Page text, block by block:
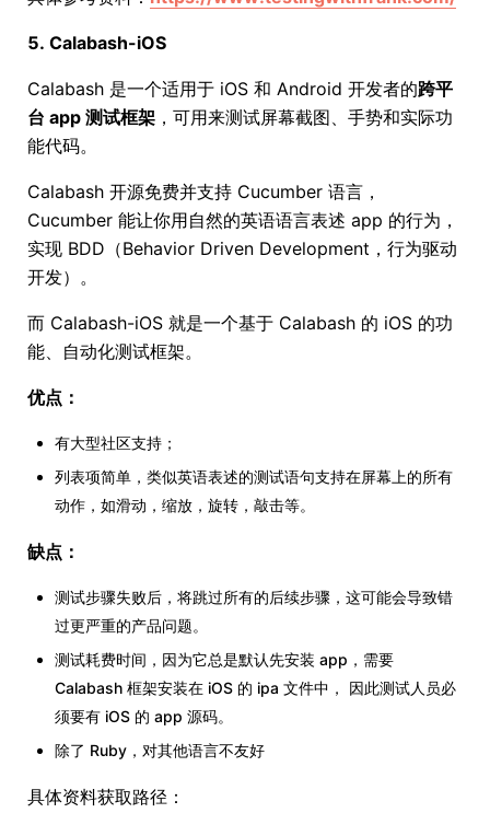
5. Calabash-iOS
Calabash 是一个适用于 iOS 和 Android 开发者的跨平
台 app 测试框架 ，可用来测试屏幕截图、手势和实际功
能代码。
Calabash 开源免费并支持 Cucumber 语言，
Cucumber 能让你用自然的英语语言表述 app 的行为，
实现 BDD（Behavior Driven Development，行为驱动
开发）。
而 Calabash-iOS 就是一个基于 Calabash 的 iOS 的功
能、自动化测试框架。
优点：
有大型社区支持；
列表项简单，类似英语表述的测试语句支持在屏幕上的所有
动作，如滑动，缩放，旋转，敲击等。
缺点：
测试步骤失败后，将跳过所有的后续步骤，这可能会导致错
过更严重的产品问题。
测试耗费时间，因为它总是默认先安装 app，需要
Calabash 框架安装在 iOS 的 ipa 文件中， 因此测试人员必
须要有 iOS 的 app 源码。
除了 Ruby，对其他语言不友好
具体资料获取路径：